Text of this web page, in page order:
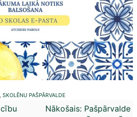
, SKOLĒNU PAŠPĀRVALDE
Nākošais: Pašpārvalde